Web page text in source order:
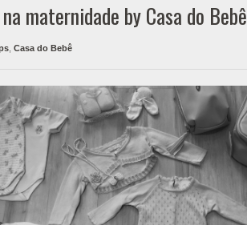
maternidade by Casa do Bebê
Casa do Bebê